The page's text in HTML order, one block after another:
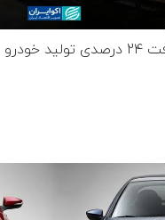
خودرو در کشور